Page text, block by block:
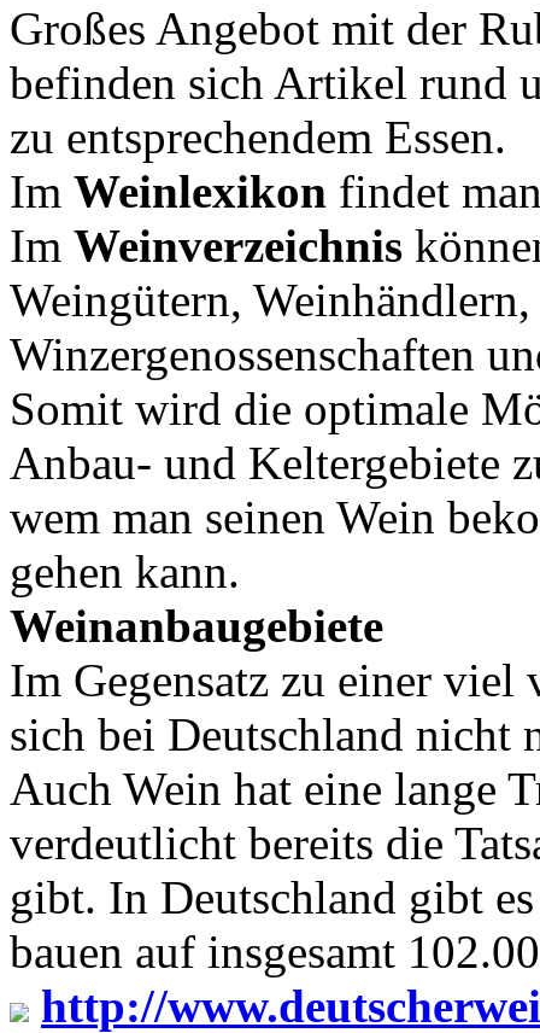
Großes Angebot mit der
befinden sich Artikel rund
zu entsprechendem Essen.
Im Weinlexikon findet
Im Weinverzeichnis
Weingütern,
Winzergenossenschaften
Somit wird die optimale
Anbau- und Keltergebiete
wem man seinen Wein
gehen kann.
Weinanbaugebiete
Im Gegensatz zu einer viel
sich bei Deutschland nicht
Auch Wein hat eine lange
verdeutlicht bereits die
gibt. In Deutschland gibt
bauen auf insgesamt
http://